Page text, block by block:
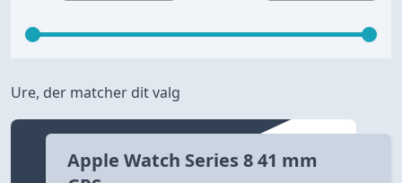
Ure, der matcher dit valg
Apple Watch Series 8 41 mm